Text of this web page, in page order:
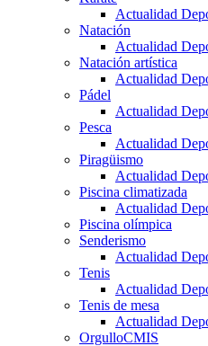
Actualidad
Natación
Actualidad
Natación artística
Actualidad
Pádel
Actualidad
Pesca
Actualidad
Piragüismo
Actualidad
Piscina climatizada
Actualidad
Piscina olímpica
Senderismo
Actualidad
Tenis
Actualidad
Tenis de mesa
Actualidad
OrgulloCMIS